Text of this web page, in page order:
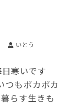
いとう
寒いです
つもポカポカ
らす生きも